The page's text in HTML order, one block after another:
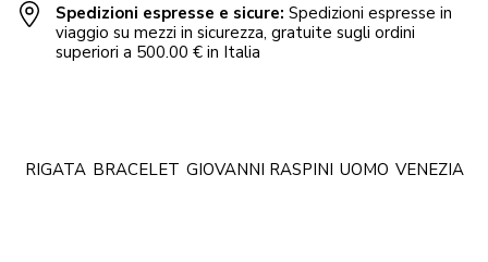
Spedizioni espresse e sicure: Spedizioni espresse in
viaggio su mezzi in sicurezza, gratuite sugli ordini
superiori a 500.00 € in Italia
RIGATA BRACELET GIOVANNI RASPINI UOMO VENEZIA